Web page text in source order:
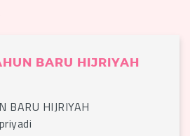
BARU HIJRIYAH
BARU HIJRIYAH